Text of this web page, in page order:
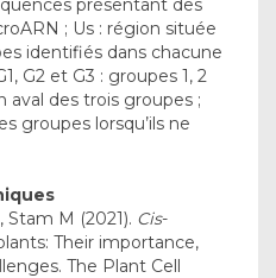
présentant des
; Us : région située
identifiés dans chacune
G2 et G3 : groupes 1, 2
aval des trois groupes ;
groupes lorsqu’ils ne
M (2021). Cis-
Their importance,
The Plant Cell